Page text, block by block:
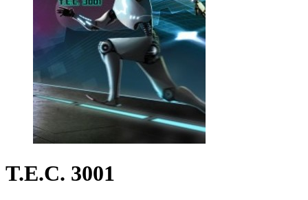
T.E.C. 3001